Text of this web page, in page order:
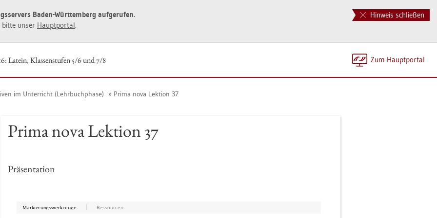
Hinweis schließen
Baden-Würt­tem­berg auf­ge­ru­fen.
bitte unser Haupt­por­tal.
Zum Haupt­por­tal
La­tein, Klas­sen­stu­fen 5/6 und 7/8
im Un­ter­richt (Lehr­buch­pha­se) Prima nova Lek­ti­on 37
Prima nova Lek­ti­on 37
Prä­sen­ta­ti­on